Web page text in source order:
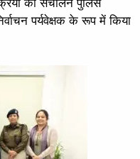
का संचालन पुलिस
पर्यवेक्षक के रूप में किया